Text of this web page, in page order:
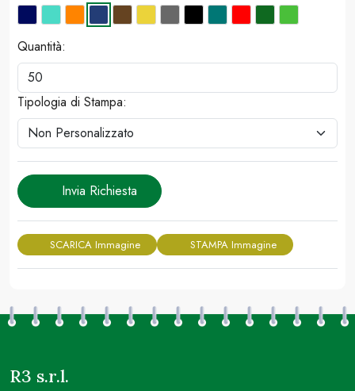
Quantità:
Tipologia di Stampa:
Invia Richiesta
SCARICA Immagine STAMPA Immagine
R3 s.r.l.